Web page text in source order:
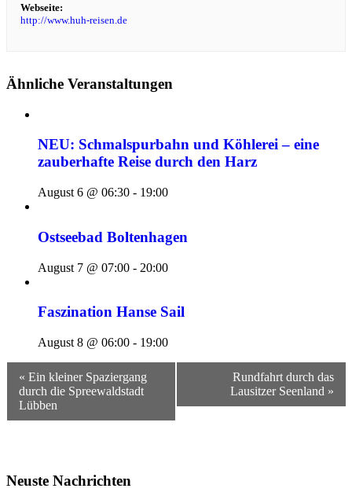
Webseite:
http://www.huh-reisen.de
Ähnliche Veranstaltungen
NEU: Schmalspurbahn und Köhlerei – eine
zauberhafte Reise durch den Harz
August 6 @ 06:30 - 19:00
Ostseebad Boltenhagen
August 7 @ 07:00 - 20:00
Faszination Hanse Sail
August 8 @ 06:00 - 19:00
Veranstaltungsnavigation
« Ein kleiner Spaziergang
durch die Spreewaldstadt
Lübben
Rundfahrt durch das
Lausitzer Seenland »
Neuste Nachrichten